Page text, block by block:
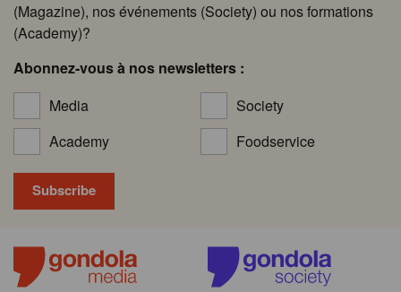
(Magazine), nos événements (Society) ou nos formations
(Academy)?
Abonnez-vous à nos newsletters :
Media
Society
Academy
Foodservice